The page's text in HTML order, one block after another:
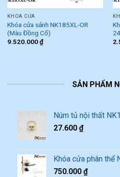
KHÓA CỬA
Khóa cửa sảnh NK185XL-OR
(Màu Đồng Cổ)
9.520.000₫
SẢN PHẨM
Núm tủ nội thất
27.600 ₫
Khóa cửa phân thể
750.000 ₫